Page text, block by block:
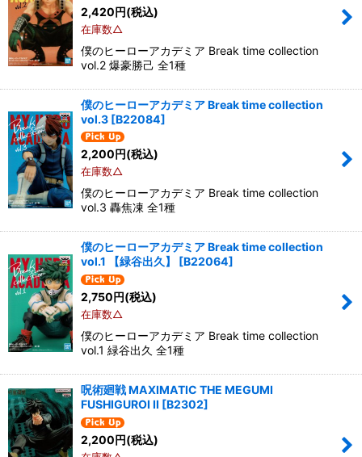
2,420円(税込)
在庫数△
僕のヒーローアカデミア Break time collection
vol.2 爆豪勝己 全1種
僕のヒーローアカデミア Break time collection
vol.3 [B22084]
2,200円(税込)
在庫数△
僕のヒーローアカデミア Break time collection
vol.3 轟焦凍 全1種
僕のヒーローアカデミア Break time collection
vol.1 【緑谷出久】
[B22064]
2,750円(税込)
在庫数△
僕のヒーローアカデミア Break time collection
vol.1 緑谷出久 全1種
呪術廻戦 MAXIMATIC THE MEGUMI
FUSHIGUROI II [B2302]
2,200円(税込)